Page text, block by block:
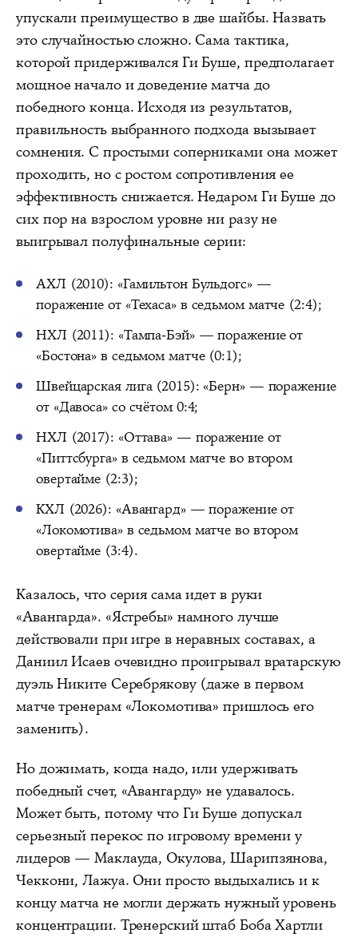
упускали преимущество в две шайбы. Назвать
это случайностью сложно. Сама тактика,
которой придерживался Ги Буше, предполагает
мощное начало и доведение матча до
победного конца. Исходя из результатов,
правильность выбранного подхода вызывает
сомнения. С простыми соперниками она может
проходить, но с ростом сопротивления ее
эффективность снижается. Недаром Ги Буше до
сих пор на взрослом уровне ни разу не
выигрывал полуфинальные серии:
АХЛ (2010): «Гамильтон Бульдогс» —
поражение от «Техаса» в седьмом матче (2:4);
НХЛ (2011): «Тампа-Бэй» — поражение от
«Бостона» в седьмом матче (0:1);
Швейцарская лига (2015): «Берн» — поражение
от «Давоса» со счётом 0:4;
НХЛ (2017): «Оттава» — поражение от
«Питтсбурга» в седьмом матче во втором
овертайме (2:3);
КХЛ (2026): «Авангард» — поражение от
«Локомотива» в седьмом матче во втором
овертайме (3:4).
Казалось, что серия сама идет в руки
«Авангарда». «Ястребы» намного лучше
действовали при игре в неравных составах, а
Даниил Исаев очевидно проигрывал вратарскую
дуэль Никите Серебрякову (даже в первом
матче тренерам «Локомотива» пришлось его
заменить).
Но дожимать, когда надо, или удерживать
победный счет, «Авангарду» не удавалось.
Может быть, потому что Ги Буше допускал
серьезный перекос по игровому времени у
лидеров — Маклауда, Окулова, Шарипзянова,
Чеккони, Лажуа. Они просто выдыхались и к
концу матча не могли держать нужный уровень
концентрации. Тренерский штаб Боба Хартли